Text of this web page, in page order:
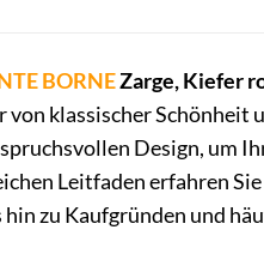
BORNEZarge, Kiefer
von klassischer
Design, um
Leitfaden erfahren
zu Kaufgründen und